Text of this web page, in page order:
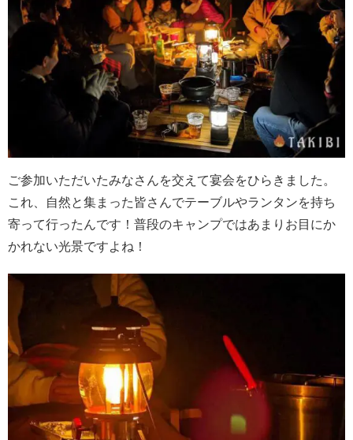
ご参加いただいたみなさんを交えて宴会をひらきました。
これ、自然と集まった皆さんでテーブルやランタンを持ち
寄って行ったんです！普段のキャンプではあまりお目にか
かれない光景ですよね！